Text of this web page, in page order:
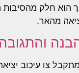
הוא חלק מהסיבות
מהאר.
צו עיכוב